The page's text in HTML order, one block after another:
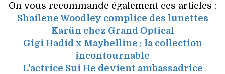
On vous recommande également ces articles :
Shailene Woodley complice des lunettes
Karün chez Grand Optical
Gigi Hadid x Maybelline : la collection
incontournable
L'actrice Sui He devient ambassadrice